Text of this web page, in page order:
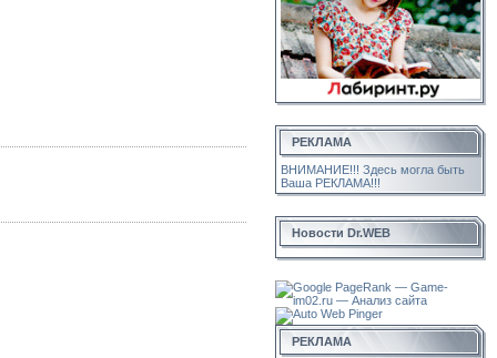
РЕКЛАМА
ВНИМАНИЕ!!! Здесь могла быть
Ваша РЕКЛАМА!!!
Новости Dr.WEB
РЕКЛАМА